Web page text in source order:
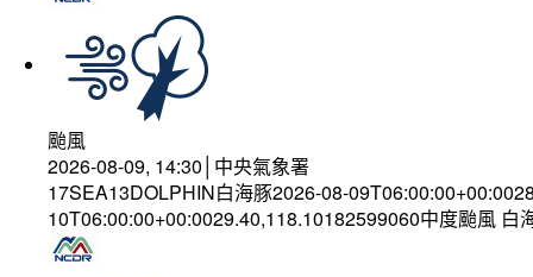
颱風
2026-08-09, 14:30│中央氣象署
17SEA13DOLPHIN白海豚2026-08-
10T06:00:00+00:0029.40,118.10182599060中度颱風 白